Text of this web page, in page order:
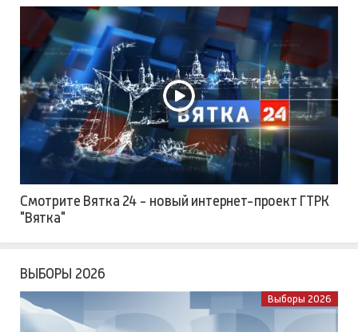
Смотрите Вятка 24 - новый интернет-проект ГТРК
"Вятка"
ВЫБОРЫ 2026
Выборы 2026